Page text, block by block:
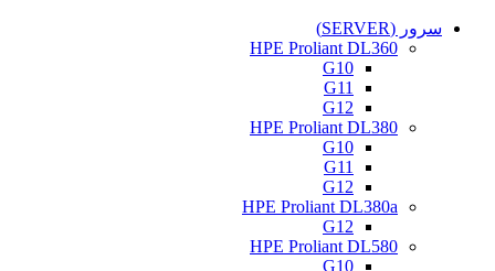
سرور (SERVER)
HPE Proliant DL360
G10
G11
G12
HPE Proliant DL380
G10
G11
G12
HPE Proliant DL380a
G12
HPE Proliant DL580
G10